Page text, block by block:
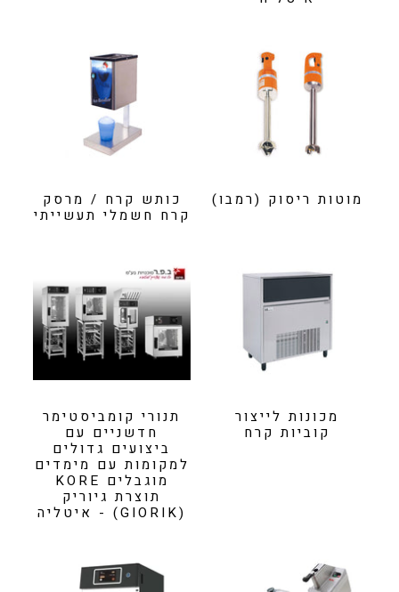
מוטות ריסוק (רמבו)
כותש קרח / מרסק
קרח חשמלי תעשייתי
מכונות לייצור
קוביות קרח
תנורי קומביסטימר
חדשניים עם
ביצועים גדולים
למקומות עם מימדים
מוגבלים KORE
תוצרת גיוריק
(GIORIK) - איטליה